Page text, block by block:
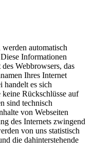
automatisch
Informationen
Webbrowsers, das
Ihres Internet
handelt es sich
Rückschlüsse auf
sind technisch
von Webseiten
des Internets zwingend
von uns statistisch
die dahinterstehende